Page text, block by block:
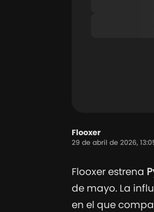
Flooxer
29 de abril de 2026,
Flooxer estrena
de mayo. La
en el que